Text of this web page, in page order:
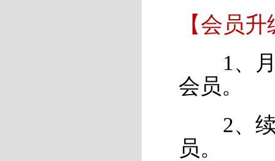
【会员
1、月
会员。
2、续
员。